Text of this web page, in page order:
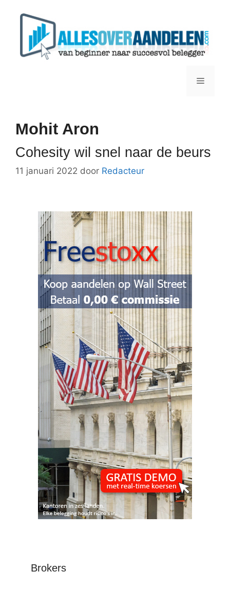
Menu
Mohit Aron
Cohesity wil snel naar de beurs
11 januari 2022 door Redacteur
Brokers